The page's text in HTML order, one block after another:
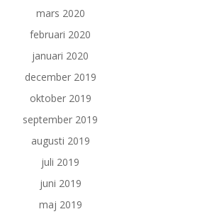
mars 2020
februari 2020
januari 2020
december 2019
oktober 2019
september 2019
augusti 2019
juli 2019
juni 2019
maj 2019